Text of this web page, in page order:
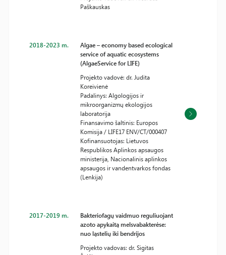
Paškauskas
2018-2023 m.
Algae – economy based ecological
service of aquatic ecosystems
(AlgaeService for LIFE)
Projekto vadovė: dr. Judita
Koreivienė
Padalinys: Algologijos ir
mikroorganizmų ekologijos
laboratorija
Finansavimo šaltinis: Europos
Komisija / LIFE17 ENV/CT/000407
Kofinansuotojas: Lietuvos
Respublikos Aplinkos apsaugos
ministerija, Nacionalinis aplinkos
apsaugos ir vandentvarkos fondas
(Lenkija)
2017-2019 m.
Bakteriofagų vaidmuo reguliuojant
azoto apykaitą melsvabakterėse:
nuo ląstelių iki bendrijos
Projekto vadovas: dr. Sigitas